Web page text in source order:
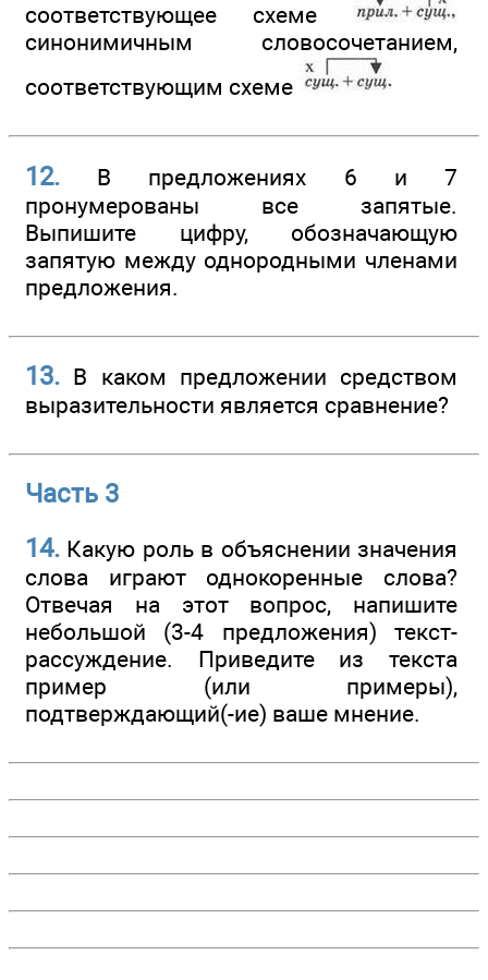
соответствующее схеме
синонимичным словосочетанием,
соответствующим схеме
12. В предложениях 6 и 7
пронумерованы все запятые.
Выпишите цифру, обозначающую
запятую между однородными членами
предложения.
13. В каком предложении средством
выразительности является сравнение?
Часть 3
14. Какую роль в объяснении значения
слова играют однокоренные слова?
Отвечая на этот вопрос, напишите
небольшой (3-4 предложения) текст-
рассуждение. Приведите из текста
пример (или примеры),
подтверждающий(-ие) ваше мнение.